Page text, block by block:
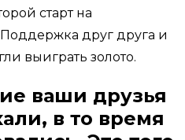
старт на
друг друга и
выиграть золото.
ваши друзья
в то время